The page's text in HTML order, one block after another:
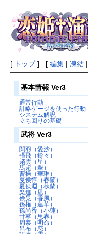
[ トップ] [ 編集| 凍結|
基本情報 Ver3
通常行動
計略ゲージを使った行動
システム解説
立ち回りの基礎
武将 Ver3
関羽（愛沙）
張飛（鈴々）
趙雲（星）
馬超（翠）
曹操（華琳）
夏侯惇（春蘭）
夏侯淵（秋蘭）
楽進（凪）
徐晃（香風）
孫権（蓮華）
孫尚香（小蓮）
甘寧（思春）
周泰（明命）
呂布（恋）